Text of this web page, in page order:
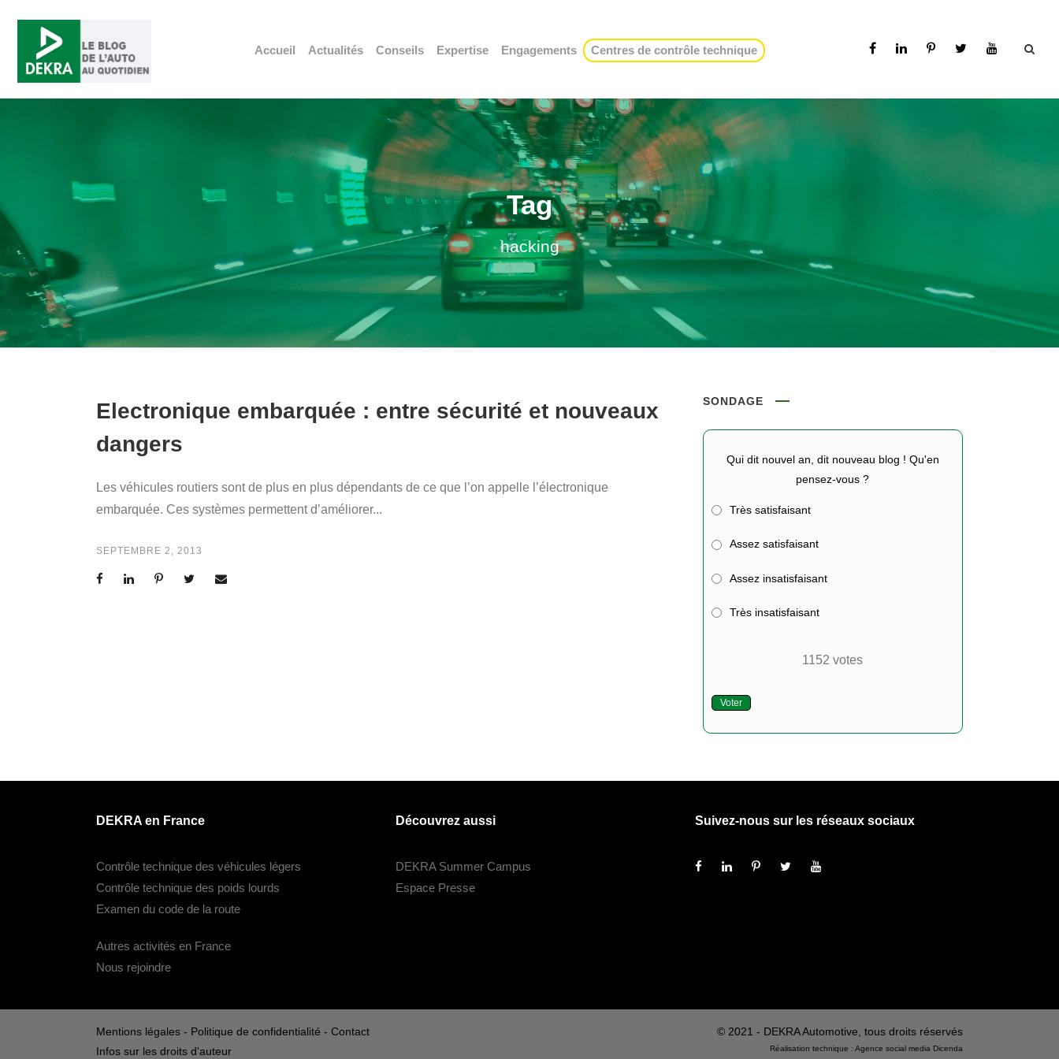
Accueil Actualités Conseils Expertise Engagements Centres de contrôle technique
Tag
hacking
Electronique embarquée : entre sécurité et nouveaux
dangers
Les véhicules routiers sont de plus en plus dépendants de ce que l’on appelle l’électronique
embarquée. Ces systèmes permettent d’améliorer...
SEPTEMBRE 2, 2013
SONDAGE
Qui dit nouvel an, dit nouveau blog ! Qu'en
pensez-vous ?
Très satisfaisant
Assez satisfaisant
Assez insatisfaisant
Très insatisfaisant
1152 votes
Voter
DEKRA en France
Contrôle technique des véhicules légers
Contrôle technique des poids lourds
Examen du code de la route
Autres activités en France
Nous rejoindre
Découvrez aussi
DEKRA Summer Campus
Espace Presse
Suivez-nous sur les réseaux sociaux
Mentions légales - Politique de confidentialité - Contact
Infos sur les droits d'auteur
© 2021 - DEKRA Automotive, tous droits réservés
Réalisation technique : Agence social media Dicenda